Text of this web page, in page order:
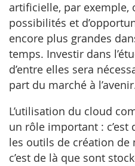
artificielle, par exemple,
possibilités et
encore plus grandes
temps. Investir dans
d’entre elles sera
part du marché à
L’utilisation du cloud
un rôle important :
les outils de création de
c’est de là que sont